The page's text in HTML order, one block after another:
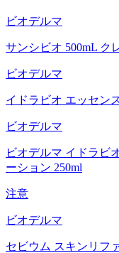
ビオデルマ
サンシビオ 500mL ク
ビオデルマ
イドラビオ エッセン
ビオデルマ
ビオデルマ イドラビ
ーション 250ml
注意
ビオデルマ
セビウム スキンリフ